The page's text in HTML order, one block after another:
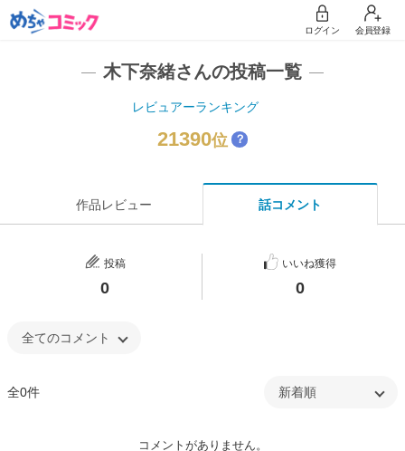
ログイン 会員登録
木下奈緒さんの投稿一覧
レビュアーランキング
21390位 ？
作品レビュー 話コメント
投稿
0
いいね獲得
0
全0件
コメントがありません。